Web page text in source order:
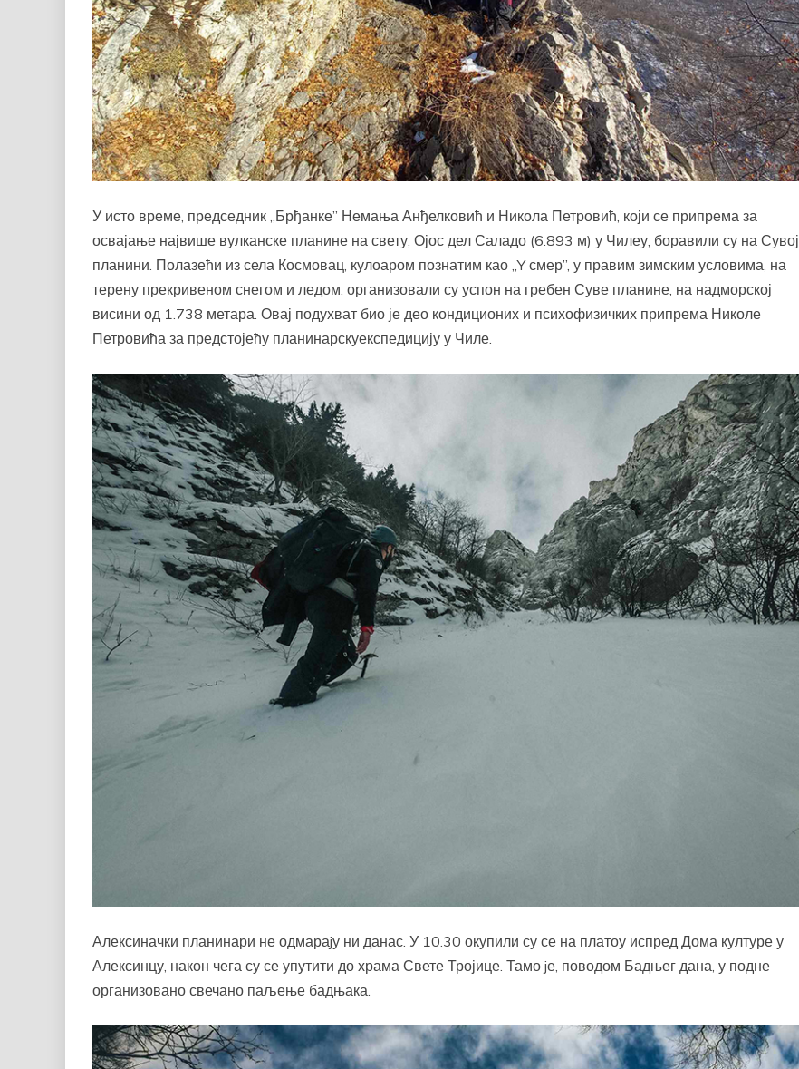
У исто време, председник „Брђанке” Немања Анђелковић и Никола Петровић, који се припрема за
освајање највише вулканске планине на свету, Ојос дел Саладо (6.893 м) у Чилеу, боравили су на Сувој
планини. Полазећи из села Космовац, кулоаром познатим као „Y смер”, у правим зимским условима, на
терену прекривеном снегом и ледом, организовали су успон на гребен Суве планине, на надморској
висини од 1.738 метара. Овај подухват био је део кондиционих и психофизичких припрема Николе
Петровића за предстојећу планинарскуекспедицију у Чиле.
Алексиначки планинари не одмараjу ни данас. У 10.30 окупили су се на платоу испред Дома културе у
Алексинцу, након чега су се упутити до храма Свете Тројице. Тамо jе, поводом Бадњег дана, у подне
организовано свечано паљење бадњака.